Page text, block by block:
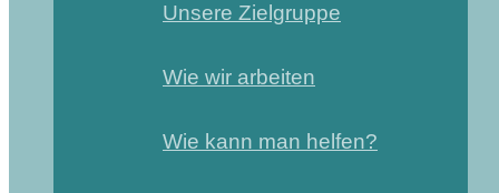
Unsere Zielgruppe
Wie wir arbeiten
Wie kann man helfen?